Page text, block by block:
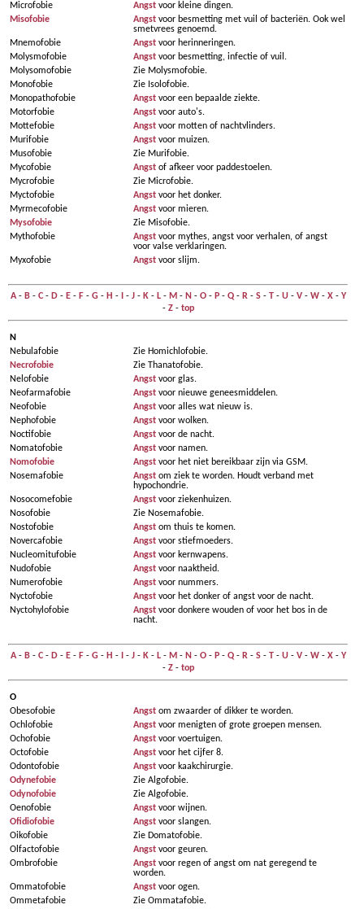
Microfobie
Angst voor kleine dingen.
Misofobie
Angst voor besmetting met vuil of bacteriën. Ook wel
smetvrees genoemd.
Mnemofobie
Angst voor herinneringen.
Molysmofobie
Angst voor besmetting, infectie of vuil.
Molysomofobie
Zie Molysmofobie.
Monofobie
Zie Isolofobie.
Monopathofobie
Angst voor een bepaalde ziekte.
Motorfobie
Angst voor auto's.
Mottefobie
Angst voor motten of nachtvlinders.
Murifobie
Angst voor muizen.
Musofobie
Zie Murifobie.
Mycofobie
Angst of afkeer voor paddestoelen.
Mycrofobie
Zie Microfobie.
Myctofobie
Angst voor het donker.
Myrmecofobie
Angst voor mieren.
Mysofobie
Zie Misofobie.
Mythofobie
Angst voor mythes, angst voor verhalen, of angst
voor valse verklaringen.
Myxofobie
Angst voor slijm.
A- B- C- D- E- F - G- H - - J- K- L- M - N - O- P- Q- R- S- T- U- V- W- X- Y
- Z- top
N
Nebulafobie
Zie Homichlofobie.
Necrofobie
Zie Thanatofobie.
Nelofobie
Angst voor glas.
Neofarmafobie
Angst voor nieuwe geneesmiddelen.
Neofobie
Angst voor alles wat nieuw is.
Nephofobie
Angst voor wolken.
Noctifobie
Angst voor de nacht.
Nomatofobie
Angst voor namen.
Nomofobie
Angst voor het niet bereikbaar zijn via GSM.
Nosemafobie
Angst om ziek te worden. Houdt verband met
hypochondrie.
Nosocomefobie
Angst voor ziekenhuizen.
Nosofobie
Zie Nosemafobie.
Nostofobie
Angst om thuis te komen.
Novercafobie
Angst voor stiefmoeders.
Nucleomitufobie
Angst voor kernwapens.
Nudofobie
Angst voor naaktheid.
Numerofobie
Angst voor nummers.
Nyctofobie
Angst voor het donker of angst voor de nacht.
Nyctohylofobie
Angst voor donkere wouden of voor het bos in de
nacht.
A- B- C- D- E- F - G- H - - J- K- L- M - N - O- P- Q- R- S- T- U- V- W- X- Y
- Z- top
O
Obesofobie
Angst om zwaarder of dikker te worden.
Ochlofobie
Angst voor menigten of grote groepen mensen.
Ochofobie
Angst voor voertuigen.
Octofobie
Angst voor het cijfer 8.
Odontofobie
Angst voor kaakchirurgie.
Odynefobie
Zie Algofobie.
Odynofobie
Zie Algofobie.
Oenofobie
Angst voor wijnen.
Ofidiofobie
Angst voor slangen.
Oikofobie
Zie Domatofobie.
Olfactofobie
Angst voor geuren.
Ombrofobie
Angst voor regen of angst om nat geregend te
worden.
Ommatofobie
Angst voor ogen.
Ommetafobie
Zie Ommatafobie.